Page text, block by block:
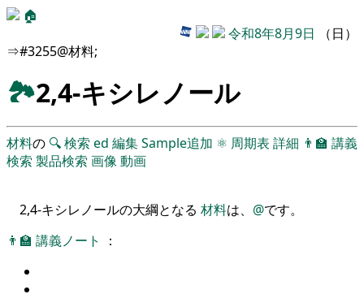
🏠
令和8年8月9日 （日）
⇒#3255@材料;
🏞2,4-キシレノール
材料の 🔍検索 ed 編集Sample追加 ⚛ 周期表 詳細 👨‍🏫 講義
検索 製品検索 画像動画
2,4-キシレノールの大綱となる 材料は、 @です。
👨‍🏫 講義ノート ：